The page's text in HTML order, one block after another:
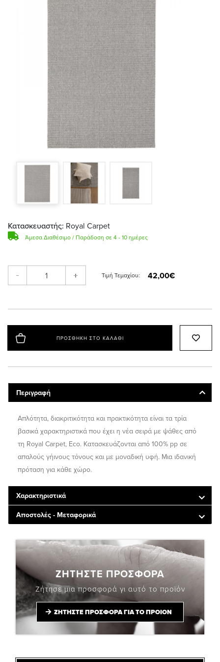
Κατασκευαστής: Royal Carpet
Άμεσα Διαθέσιμο / Παράδοση σε 4 - 10 ημέρες
- + Τιμή Τεμαχίου: 42,00€
ΠΡΟΣΘΉΚΗ ΣΤΟ ΚΑΛΆΘΙ
Περιγραφή
Απλότητα, διακριτικότητα και πρακτικότητα είναι τα τρία
βασικά χαρακτηριστικά που έχει η νέα σειρά με ψάθες από
τη Royal Carpet, Eco. Κατασκευάζονται από 100% pp σε
απαλούς γήινους τόνους και με μοναδική υφή. Μια ιδανική
πρόταση για κάθε χώρο.
Χαρακτηριστικά
Αποστολές - Μεταφορικά
ΖΗΤΗΣΤΕ ΠΡΟΣΦΟΡΑ
Ζήτησε μια προσφορά γι αυτό το προϊόν
ΖΗΤΗΣΤΕ ΠΡΟΣΦΟΡΑ ΓΙΑ ΤΟ ΠΡΟΙΟΝ